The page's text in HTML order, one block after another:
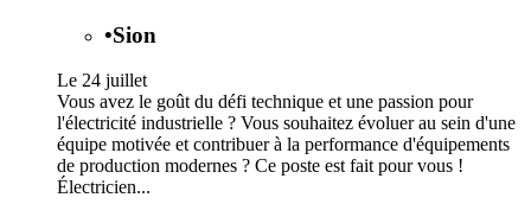
•Sion
Le 24 juillet
Vous avez le goût du défi technique et une passion pour
l'électricité industrielle ? Vous souhaitez évoluer au sein d'une
équipe motivée et contribuer à la performance d'équipements
de production modernes ? Ce poste est fait pour vous !
Électricien...